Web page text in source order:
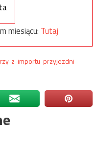
miesiącu: Tutaj
z-importu-przyjezdni-